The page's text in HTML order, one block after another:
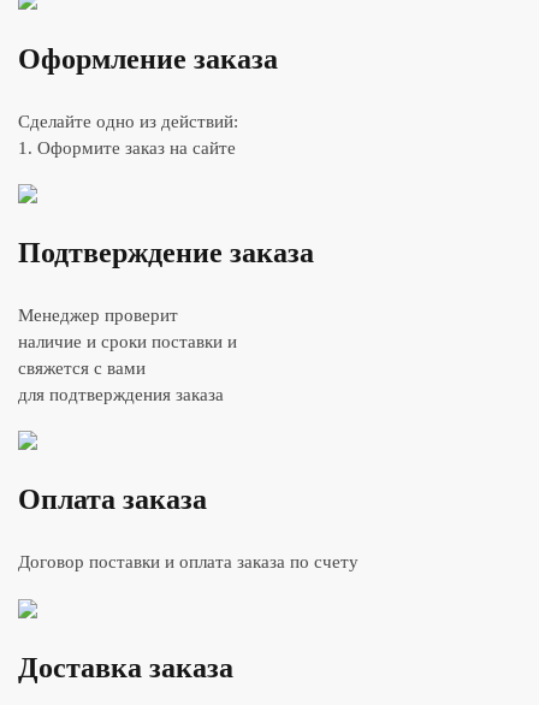
Оформление заказа
Сделайте одно из действий:
1. Оформите заказ на сайте
Подтверждение заказа
Менеджер проверит
наличие и сроки поставки и
свяжется с вами
для подтверждения заказа
Оплата заказа
Договор поставки и оплата заказа по счету
Доставка заказа